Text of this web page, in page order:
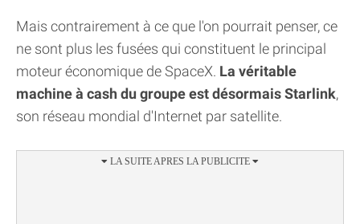
Mais contrairement à ce que l'on pourrait penser, ce
ne sont plus les fusées qui constituent le principal
moteur économique de SpaceX. La véritable
machine à cash du groupe est désormais Starlink,
son réseau mondial d'Internet par satellite.